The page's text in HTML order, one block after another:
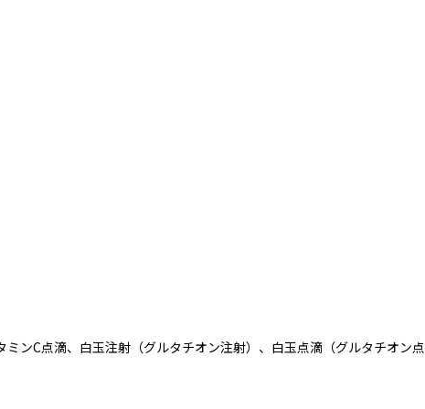
ンC点滴、白玉注射（グルタチオン注射）、白玉点滴（グルタチオン点